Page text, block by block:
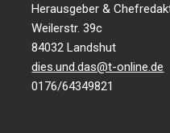
Herausgeber &
Weilerstr. 39c
84032 Landshut
dies.und.das@t-online.de
0176/64349821